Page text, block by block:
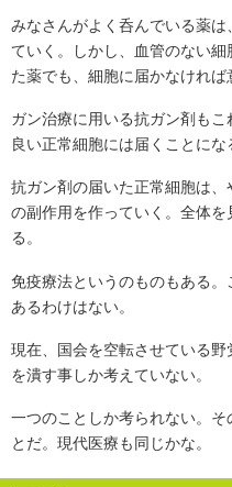
みなさんがよく呑んでいる薬
ていく。しかし、血管のない
た薬でも、細胞に届かなければ
ガン治療に用いる抗ガン剤も
良い正常細胞には届くことにな
抗ガン剤の届いた正常細胞は、
の副作用を作っていく。全体
る。
免疫療法というのものもある
あるわけはない。
現在、国会を空転させている
を潰す事しか考えていない。
一つのことしか考られない。
とだ。現代医療も同じかな。